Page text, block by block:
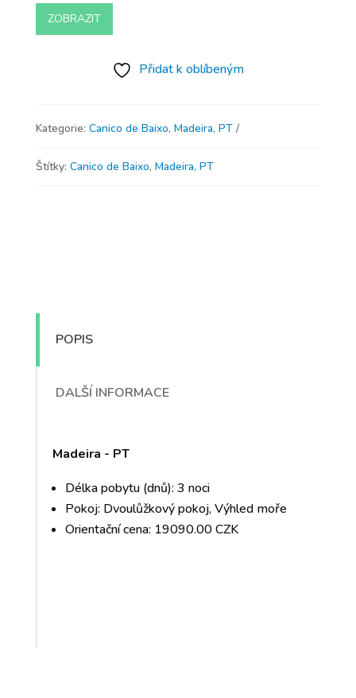
ZOBRAZIT
Přidat k oblíbeným
Kategorie: Canico de Baixo, Madeira, PT
Štítky: Canico de Baixo, Madeira, PT
POPIS
DALŠÍ INFORMACE
Madeira - PT
Délka pobytu (dnů): 3 noci
Pokoj: Dvoulůžkový pokoj, Výhled moře
Orientační cena: 19090.00 CZK